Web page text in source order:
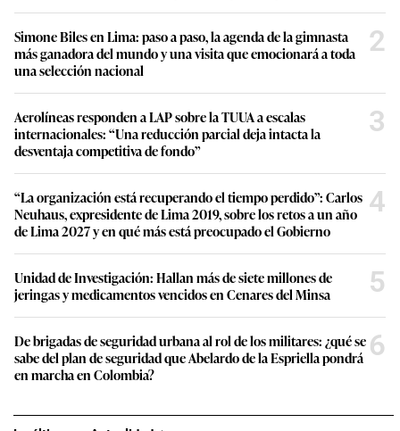
Simone Biles en Lima: paso a paso, la agenda de la gimnasta
más ganadora del mundo y una visita que emocionará a toda
una selección nacional
2
Aerolíneas responden a LAP sobre la TUUA a escalas
internacionales: “Una reducción parcial deja intacta la
desventaja competitiva de fondo”
3
“La organización está recuperando el tiempo perdido”: Carlos
Neuhaus, expresidente de Lima 2019, sobre los retos a un año
de Lima 2027 y en qué más está preocupado el Gobierno
4
Unidad de Investigación: Hallan más de siete millones de
jeringas y medicamentos vencidos en Cenares del Minsa
5
De brigadas de seguridad urbana al rol de los militares: ¿qué se
sabe del plan de seguridad que Abelardo de la Espriella pondrá
en marcha en Colombia?
6